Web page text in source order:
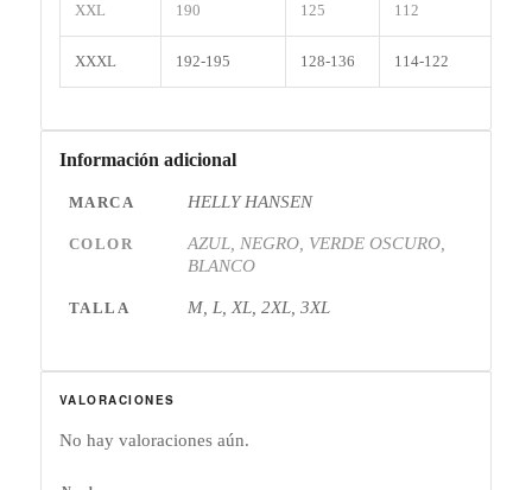
XXL 190 125 112
XXXL 192-195 128-136 114-122
Información adicional
MARCA HELLY HANSEN
COLOR
AZUL, NEGRO, VERDE OSCURO,
BLANCO
TALLA M, L, XL, 2XL, 3XL
VALORACIONES
No hay valoraciones aún.